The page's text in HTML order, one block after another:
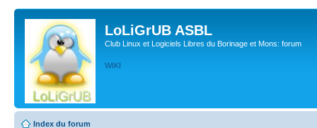
LoLiGrUB ASBL
Club Linux et Logiciels Libres du Borinage et Mons: forum
WIKI
Index du forum